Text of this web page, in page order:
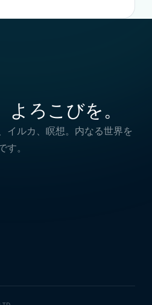
ろこびを。
イルカ、瞑想。内なる世界を
。